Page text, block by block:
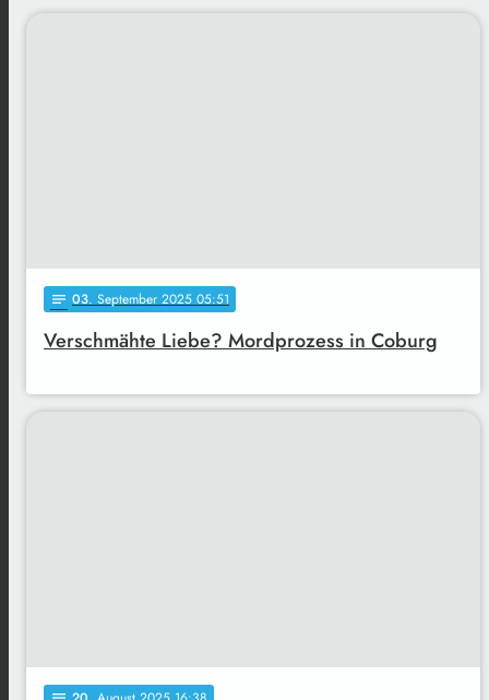
notes 03. September 2025 05:51
Verschmähte Liebe? Mordprozess in Coburg